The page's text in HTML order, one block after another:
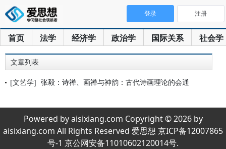
首页 法学 经济学 政治学 国际关系 社会学
登录 注册
文章列表
[文艺学] 张毅：诗禅、画禅与神韵：古代诗画理论的会通
Powered by aisixiang.com Copyright © 2026 by
aisixiang.com All Rights Reserved 爱思想 京ICP备12007865
号-1 京公网安备11010602120014号.